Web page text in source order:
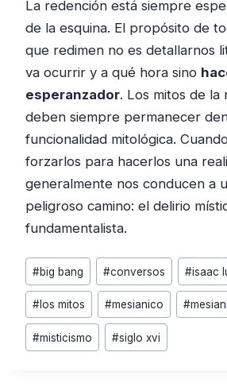
La redención está siempre
de la esquina. El propósito de
que redimen no es detallarnos
va ocurrir y a qué hora sino
esperanzador. Los mitos de la
deben siempre permanecer
funcionalidad mitológica.
forzarlos para hacerlos una
generalmente nos conducen a
peligroso camino: el delirio
fundamentalista.
Etiquetas
de
la
entrada:
#big bang #conversos #isaac
#los mitos #mesianico #
#misticismo #siglo xvi